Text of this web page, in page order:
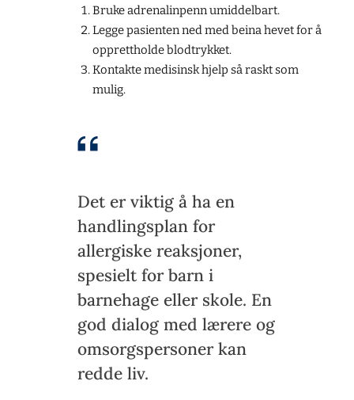
Bruke adrenalinpenn umiddelbart.
Legge pasienten ned med beina hevet for å
opprettholde blodtrykket.
Kontakte medisinsk hjelp så raskt som
mulig.
Det er viktig å ha en
handlingsplan for
allergiske reaksjoner,
spesielt for barn i
barnehage eller skole. En
god dialog med lærere og
omsorgspersoner kan
redde liv.